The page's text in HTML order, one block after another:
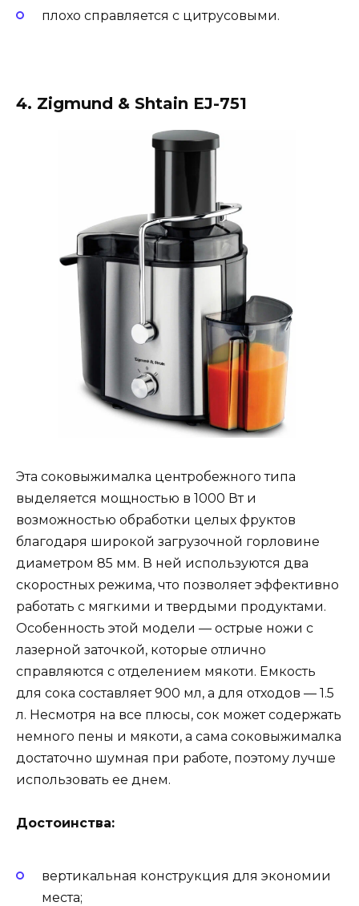
плохо справляется с цитрусовыми.
4. Zigmund & Shtain EJ-751
Эта соковыжималка центробежного типа
выделяется мощностью в 1000 Вт и
возможностью обработки целых фруктов
благодаря широкой загрузочной горловине
диаметром 85 мм. В ней используются два
скоростных режима, что позволяет эффективно
работать с мягкими и твердыми продуктами.
Особенность этой модели — острые ножи с
лазерной заточкой, которые отлично
справляются с отделением мякоти. Емкость
для сока составляет 900 мл, а для отходов — 1.5
л. Несмотря на все плюсы, сок может содержать
немного пены и мякоти, а сама соковыжималка
достаточно шумная при работе, поэтому лучше
использовать ее днем.
Достоинства:
вертикальная конструкция для экономии
места;